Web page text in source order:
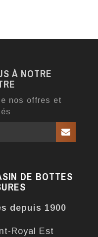
À NOTRE
nos offres et
DE BOTTES
depuis 1900
Royal Est